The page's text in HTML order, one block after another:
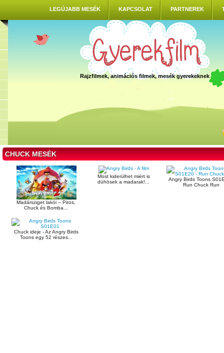
LEGÚJABB MESÉK KAPCSOLAT PARTNEREK
Rajzfilmek, animációs filmek, mesék gyerekeknek
CHUCK MESÉK
Madársziget lakói – Piros,
Chuck és Bomba...
Most kiderülhet miért is
dühösek a madarak!...
Angry Birds Toons
Run Chuck Run
Chuck ideje - Az Angry Birds
Toons egy 52 részes...